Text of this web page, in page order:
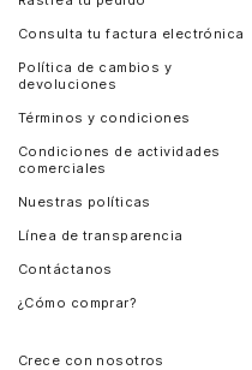
Consulta tu factura electrónica
Política de cambios y
devoluciones
Términos y condiciones
Condiciones de actividades
comerciales
Nuestras políticas
Línea de transparencia
Contáctanos
¿Cómo comprar?
Crece con nosotros